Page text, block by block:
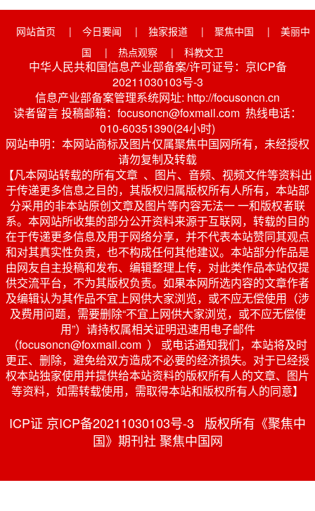
网站首页 | 今日要闻 | 独家报道 | 聚焦中国 |
美丽中
国
| 热点观察 | 科教文卫
中华人民共和国信息产业部备案/许可证号：京ICP备
20211030103号-3
信息产业部备案管理系统网址: http://focusoncn.cn
读者留言 投稿邮箱：focusoncn@foxmail.com 热线电话：
010-60351390(24小时)
网站申明：本网站商标及图片仅属聚焦中国网所有，未经授权
请勿复制及转载
【凡本网站转载的所有文章 、图片、音频、视频文件等资料出
于传递更多信息之目的，其版权归属版权所有人所有，本站部
分采用的非本站原创文章及图片等内容无法一 一和版权者联
系。本网站所收集的部分公开资料来源于互联网，转载的目的
在于传递更多信息及用于网络分享，并不代表本站赞同其观点
和对其真实性负责，也不构成任何其他建议。本站部分作品是
由网友自主投稿和发布、编辑整理上传，对此类作品本站仅提
供交流平台，不为其版权负责。如果本网所选内容的文章作者
及编辑认为其作品不宜上网供大家浏览，或不应无偿使用（涉
及费用问题，需要删除“不宜上网供大家浏览，或不应无偿使
用”）请持权属相关证明迅速用电子邮件
（focusoncn@foxmail.com ） 或电话通知我们，本站将及时
更正、删除，避免给双方造成不必要的经济损失。对于已经授
权本站独家使用并提供给本站资料的版权所有人的文章、图片
等资料，如需转载使用，需取得本站和版权所有人的同意】
ICP证 京ICP备20211030103号-3 版权所有《聚焦中
国》期刊社 聚焦中国网